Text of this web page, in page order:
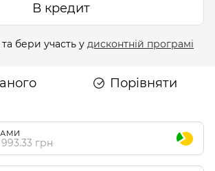
В кредит
та бери участь у дисконтній програмі
Порівняти
грн